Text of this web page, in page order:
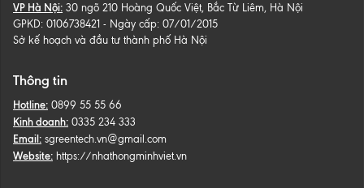
VP Hà Nội: 30 ngõ 210 Hoàng Quốc Việt, Bắc Từ Liêm, Hà Nội
GPKD: 0106738421 - Ngày cấp: 07/01/2015
Sở kế hoạch và đầu tư thành phố Hà Nội
Thông tin
Hotline: 0899 55 55 66
Kinh doanh: 0335 234 333
Email: sgreentech.vn@gmail.com
Website: https://nhathongminhviet.vn